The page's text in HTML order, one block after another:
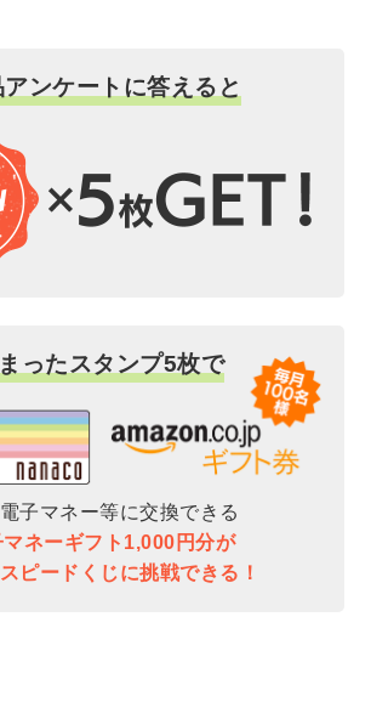
ンケートに答えると
ったスタンプ5枚で
子マネー等に交換できる
マネーギフト1,000円分が
ピードくじに挑戦できる！